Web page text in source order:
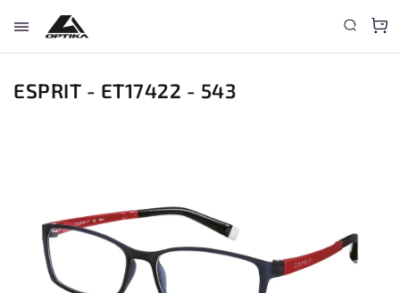
ESPRIT - ET17422 - 543